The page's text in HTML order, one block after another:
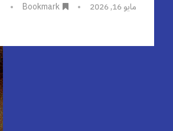
مايو 16, 2026 Bookmark